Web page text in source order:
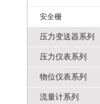
安全栅
压力变送器系列
压力仪表系列
物位仪表系列
流量计系列